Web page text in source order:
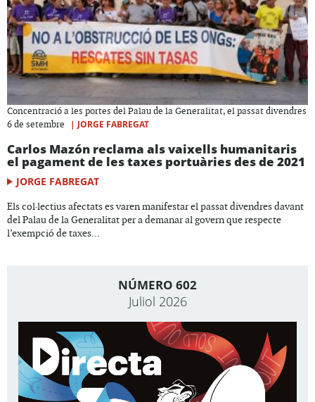
Concentració a les portes del Palau de la Generalitat, el passat divendres
6 de setembre
| JORGE FABREGAT
Carlos Mazón reclama als vaixells humanitaris
el pagament de les taxes portuàries des de 2021
JORGE FABREGAT
Els col·lectius afectats es varen manifestar el passat divendres davant
del Palau de la Generalitat per a demanar al govern que respecte
l’exempció de taxes...
NÚMERO 602
Juliol 2026